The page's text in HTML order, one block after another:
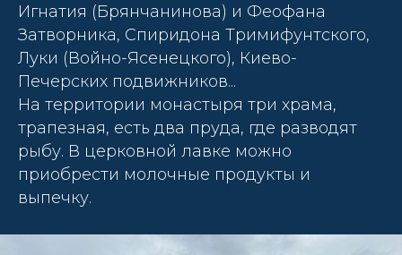
Игнатия (Брянчанинова) и Феофана
Затворника, Спиридона Тримифунтского,
Луки (Войно-Ясенецкого), Киево-
Печерских подвижников...
На территории монастыря три храма,
трапезная, есть два пруда, где разводят
рыбу. В церковной лавке можно
приобрести молочные продукты и
выпечку.